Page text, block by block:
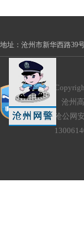
地址：沧州市新华西路39
沧州
沧公网